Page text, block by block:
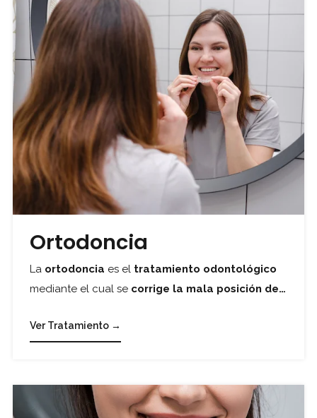
Ortodoncia
La ortodoncia es el tratamiento odontológico
mediante el cual se corrige la mala posición de…
Ver Tratamiento →